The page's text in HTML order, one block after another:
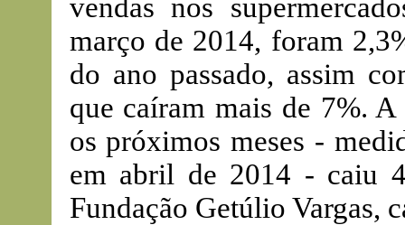
vendas nos
março de 2014, foram
do ano passado, assim
que caíram mais de 7%.
os próximos meses -
em abril de 2014 - caiu
Fundação Getúlio Vargas,